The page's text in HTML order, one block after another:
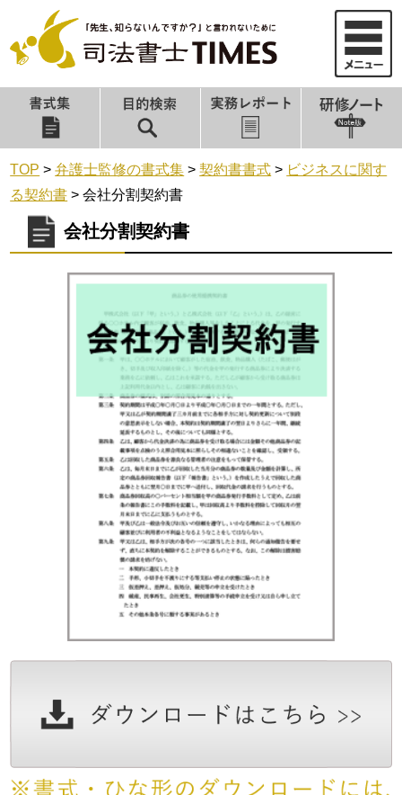
TOP >弁護士監修の書式集 >契約書書式 > ビジネスに関す
る契約書 >会社分割契約書
会社分割契約書